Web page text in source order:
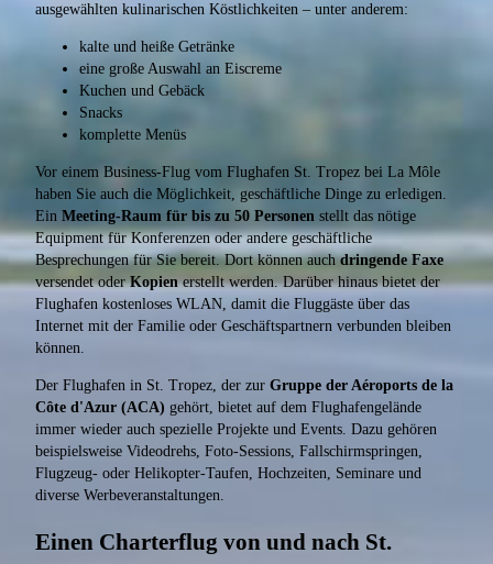
ausgewählten kulinarischen Köstlichkeiten – unter anderem:
kalte und heiße Getränke
eine große Auswahl an Eiscreme
Kuchen und Gebäck
Snacks
komplette Menüs
Vor einem Business-Flug vom Flughafen St. Tropez bei La Môle
haben Sie auch die Möglichkeit, geschäftliche Dinge zu erledigen.
Ein Meeting-Raum für bis zu 50 Personen stellt das nötige
Equipment für Konferenzen oder andere geschäftliche
Besprechungen für Sie bereit. Dort können auchdringende Faxe
versendet oderKopienerstellt werden. Darüber hinaus bietet der
Flughafen kostenloses WLAN, damit die Fluggäste über das
Internet mit der Familie oder Geschäftspartnern verbunden bleiben
können.
Der Flughafen in St. Tropez, der zur Gruppe der Aéroports de la
Côte d'Azur (ACA) gehört, bietet auf dem Flughafengelände
immer wieder auch spezielle Projekte und Events. Dazu gehören
beispielsweise Videodrehs, Foto-Sessions, Fallschirmspringen,
Flugzeug- oder Helikopter-Taufen, Hochzeiten, Seminare und
diverse Werbeveranstaltungen.
Einen Charterflug von und nach St.